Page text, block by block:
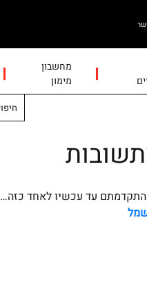
מחשבון
מימון
עד עכשיו לאחד כזה…